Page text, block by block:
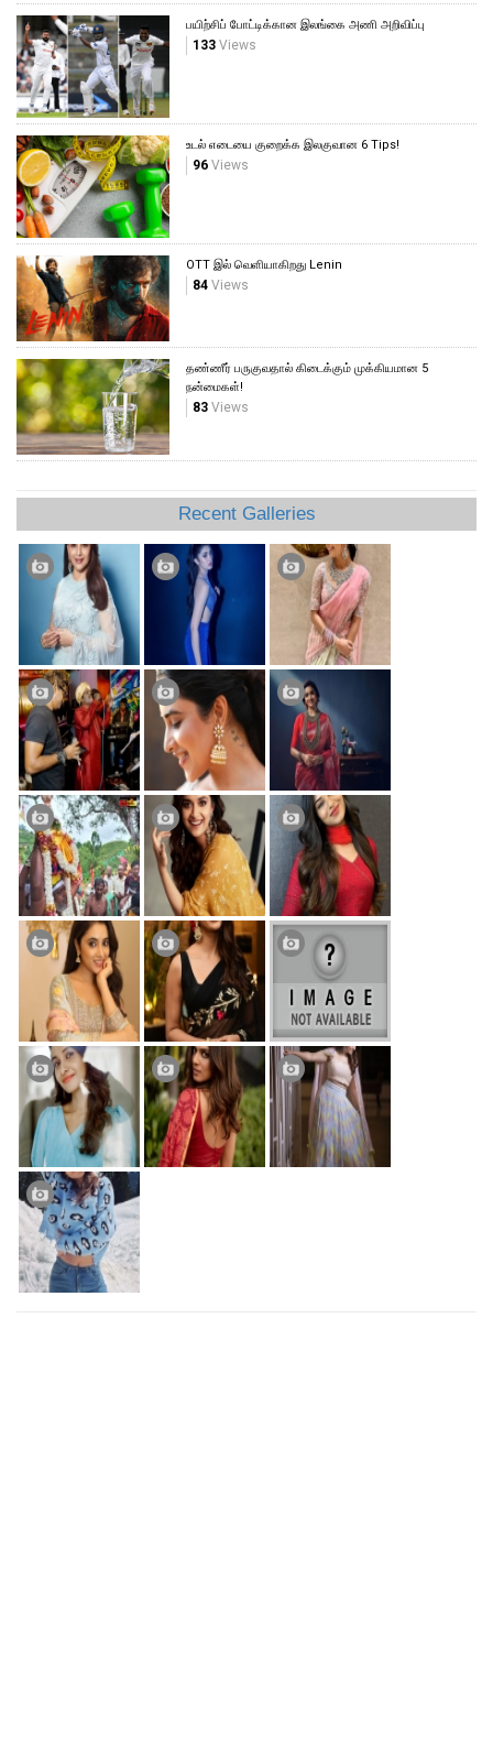
பயிற்சிப் போட்டிக்கான இலங்கை அணி அறிவிப்பு
133 Views
உடல் எடையை குறைக்க இலகுவான 6 Tips!
96 Views
OTT இல் வெளியாகிறது Lenin
84 Views
தண்ணீர் பருகுவதால் கிடைக்கும் முக்கியமான 5
நன்மைகள்!
83 Views
Recent Galleries